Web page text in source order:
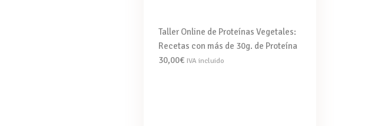
Taller Online de Proteínas Vegetales:
Recetas con más de 30g. de Proteína
30,00€ IVA incluido